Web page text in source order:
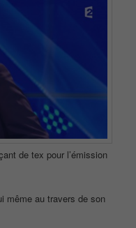
de tex pour l’émission
même au travers de son